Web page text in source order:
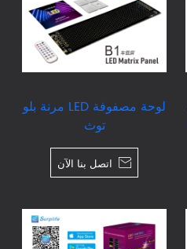
لوحة مصفوفة LED مرنة بلو
توث
 اتصل بنا الآن